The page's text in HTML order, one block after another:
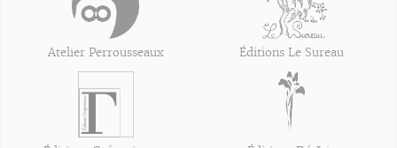
Atelier Perrousseaux Éditions Le Sureau